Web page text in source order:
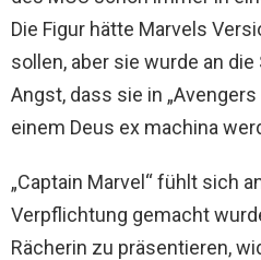
Die Figur hätte Marvels
sollen, aber sie wurde an
Angst, dass sie in
einem Deus ex machina
„Captain Marvel“ fühlt sich
Verpflichtung gemacht
Rächerin zu präsentieren,